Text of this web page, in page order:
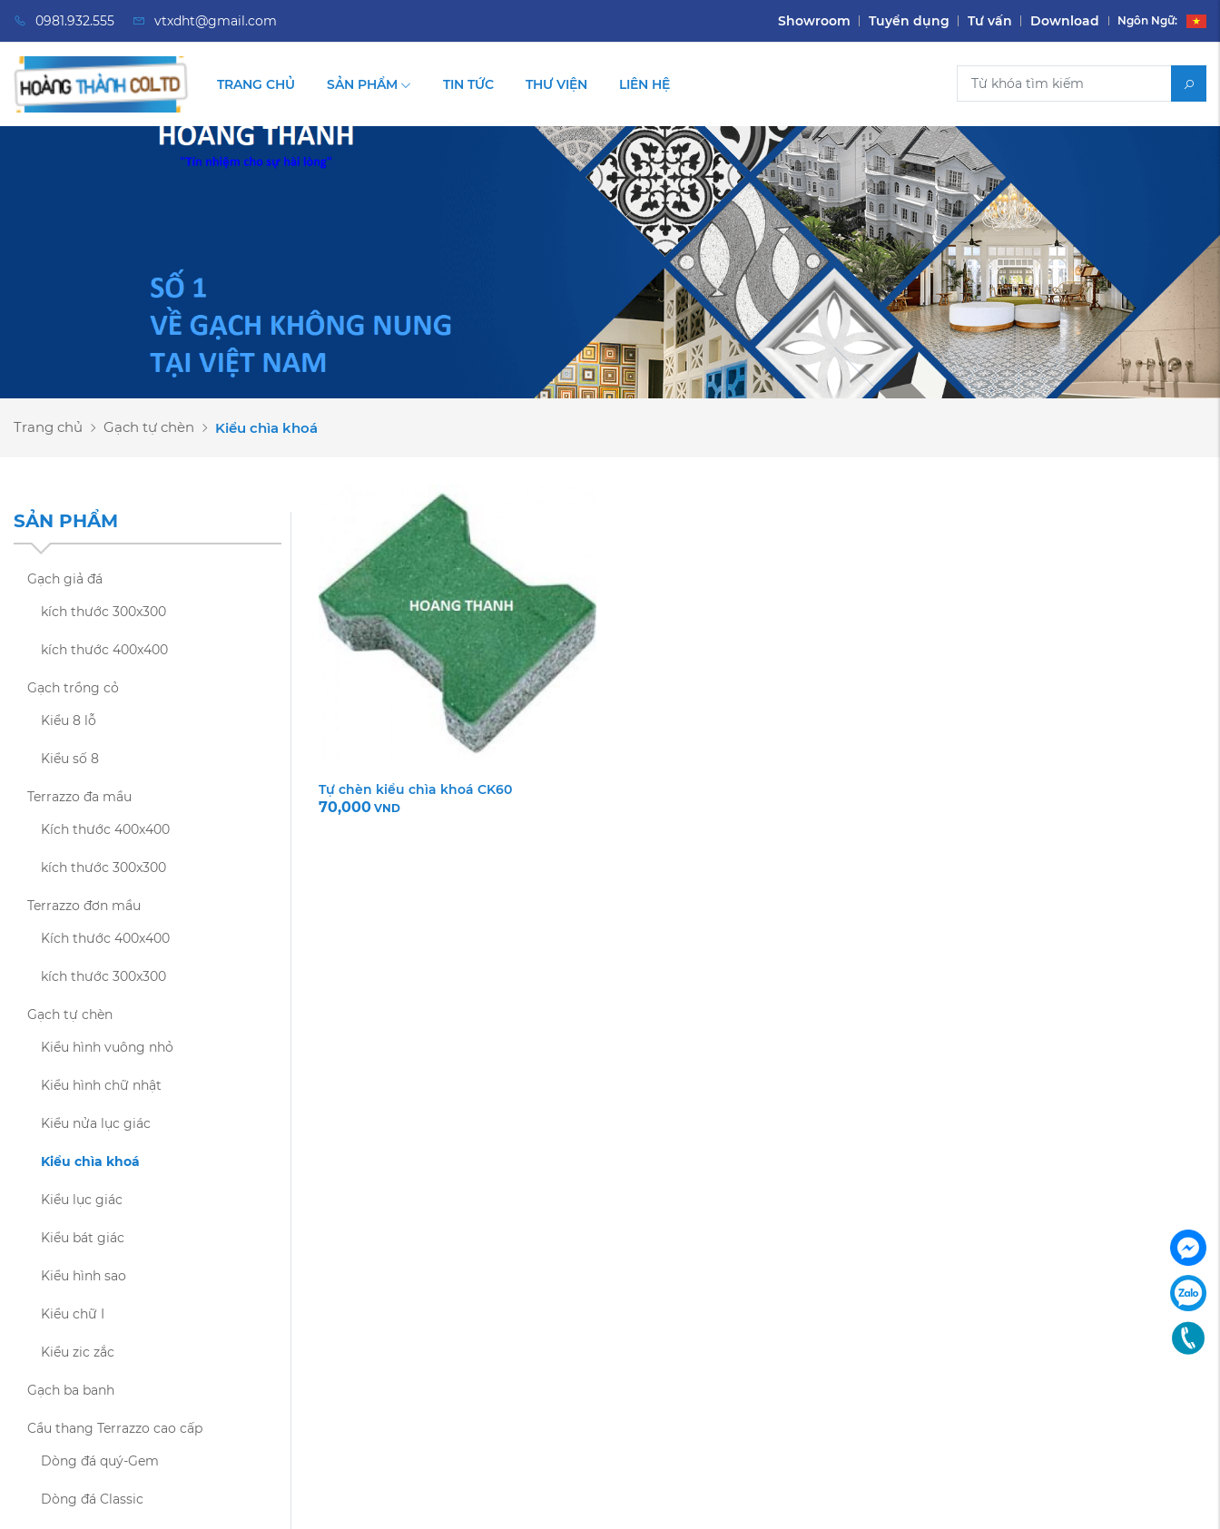
0981.932.555 vtxdht@gmail.com Showroom Tuyển dụng Tư vấn Download Ngôn Ngữ:
TRANG CHỦ SẢN PHẨM TIN TỨC THƯ VIỆN LIÊN HỆ
Trang chủ Gạch tự chèn Kiểu chìa khoá
SẢN PHẨM
Gạch giả đá
kích thước 300x300
kích thước 400x400
Gạch trồng cỏ
Kiểu 8 lỗ
Kiểu số 8
Terrazzo đa mầu
Kích thước 400x400
kích thước 300x300
Terrazzo đơn mầu
Kích thước 400x400
kích thước 300x300
Gạch tự chèn
Kiểu hình vuông nhỏ
Kiểu hình chữ nhật
Kiểu nửa lục giác
Kiểu chìa khoá
Kiểu lục giác
Kiểu bát giác
Kiểu hình sao
Kiểu chữ I
Kiểu zic zắc
Gạch ba banh
Cầu thang Terrazzo cao cấp
Dòng đá quý-Gem
Dòng đá Classic
Tự chèn kiểu chìa khoá CK60
70,000 VND